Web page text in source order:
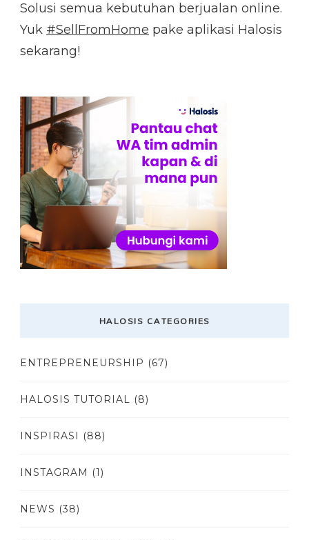
Solusi semua kebutuhan berjualan online.
Yuk #SellFromHome pake aplikasi Halosis
sekarang!
HALOSIS CATEGORIES
ENTREPRENEURSHIP (67)
HALOSIS TUTORIAL (8)
INSPIRASI (88)
INSTAGRAM (1)
NEWS (38)